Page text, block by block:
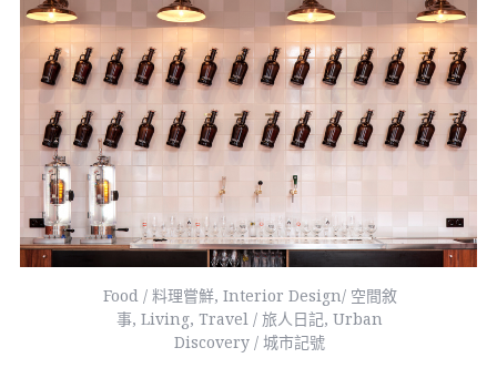
Food / 料理嘗鮮, Interior Design/ 空間敘
事,Living,Travel / 旅人日記,Urban
Discovery / 城市記號